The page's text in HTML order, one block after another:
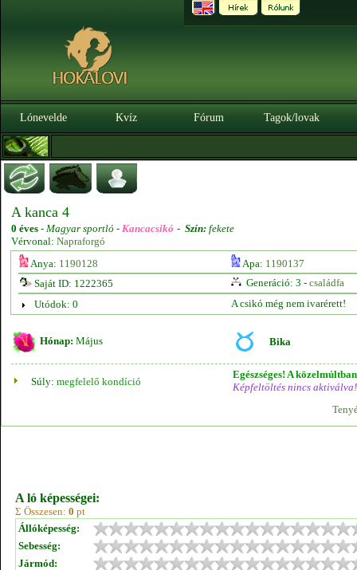
Lónevelde Kvíz Fórum Tagok/lovak
A kanca 4
0 éves - Magyar sportló - Kancacsikó - Szín: fekete
Vérvonal: Napraforgó
Anya: 1190128 Apa: 1190137
Saját ID: 1222365
Generáció: 3 - családfa
Utódok: 0
A csikó még nem ivarérett!
Hónap: Május Bika
Súly: megfelelő kondíció
Egészséges! A
Képfeltöltés nincs aktiválva!
A ló képességei:
Σ Összesen: 0 pt
Állóképesség:
Sebesség:
Jármód: